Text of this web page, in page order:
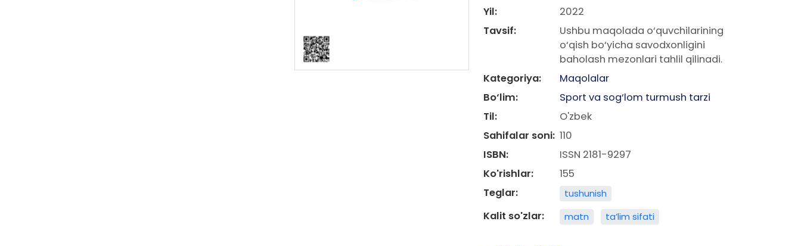
Yil:
2022
Tavsif:
Ushbu maqolada o‘quvchilarining
o‘qish bo‘yicha savodxonligini
baholash mezonlari tahlil qilinadi.
Kategoriya:
Maqolalar
Bo‘lim:
Sport va sog‘lom turmush tarzi
Til:
O'zbek
Sahifalar soni: 110
ISBN:
ISSN 2181-9297
Ko'rishlar:
155
Teglar:
tushunish
Kalit so'zlar: matn ta’lim sifati